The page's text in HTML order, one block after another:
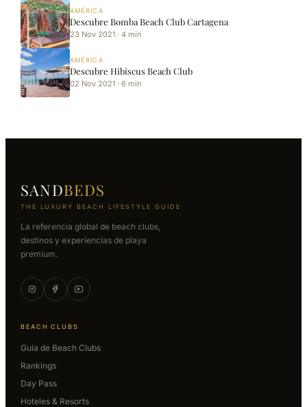
AMÉRICA
Descubre Bomba Beach Club Cartagena
23 Nov 2021 · 4 min
AMÉRICA
Descubre Hibiscus Beach Club
02 Nov 2021 · 6 min
SANDBEDS
THE LUXURY BEACH LIFESTYLE GUIDE
La referencia global de beach clubs,
destinos y experiencias de playa
premium.
BEACH CLUBS
Guía de Beach Clubs
Rankings
Day Pass
Hoteles & Resorts